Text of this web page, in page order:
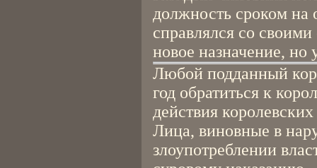
должность сроком на
справлялся со
новое назначение,
Любой подданный
год обратиться к
действия
Лица, виновные в
злоупотреблении